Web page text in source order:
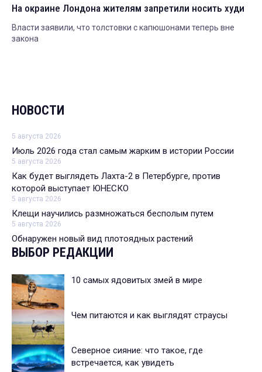
На окраине Лондона жителям запретили носить худи
Власти заявили, что толстовки с капюшонами теперь вне
закона
НОВОСТИ
5 августа 2026
Июль 2026 года стал самым жарким в истории России
5 августа 2026
Как будет выглядеть Лахта-2 в Петербурге, против
которой выступает ЮНЕСКО
5 августа 2026
Клещи научились размножаться бесполым путем
5 августа 2026
Обнаружен новый вид плотоядных растений
ВЫБОР РЕДАКЦИИ
10 самых ядовитых змей в мире
Чем питаются и как выглядят страусы
Северное сияние: что такое, где
встречается, как увидеть